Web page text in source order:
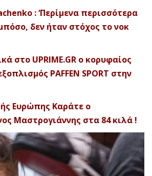
: ‘Περίμενα περισσότερα
δεν ήταν στόχος το νοκ
στο UPRIME.GR ο κορυφαίος
PAFFEN SPORT στην
Ευρώπης Καράτε ο
Μαστρογιάννης στα 84 κιλά !